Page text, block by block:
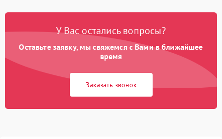
Образование конденсата
1800 ₽ Подробнее →
Сбой в работе инвертора
работе
2000 ₽ Подробнее →
У Вас остались вопросы?
Оставьте заявку, мы свяжемся с Вами в ближайшее
время
Заказать звонок